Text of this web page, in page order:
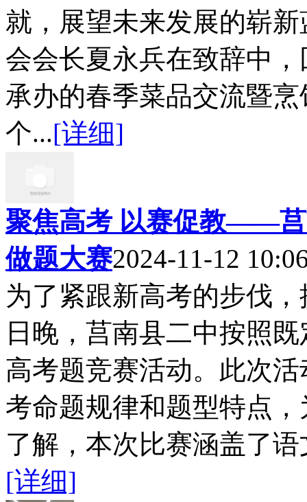
就，展望未来发展的崭
会会长夏永兵在致辞中
承办的春季菜品交流暨
个...[详细]
聚焦高考 以赛促教——莒
做题大赛2024-11-12
为了紧跟新高考的步伐
日晚，莒南县二中按照
高考题竞赛活动。此次
考命题规律和题型特点
了解，本次比赛涵盖了
[详细]